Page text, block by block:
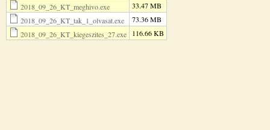
2018_09_26_KT_meghivo.exe
33.47 MB
2018_09_26_KT_tak_1_olvasat.exe
73.36 MB
2018_09_26_KT_kiegeszites_27.exe
116.66 KB